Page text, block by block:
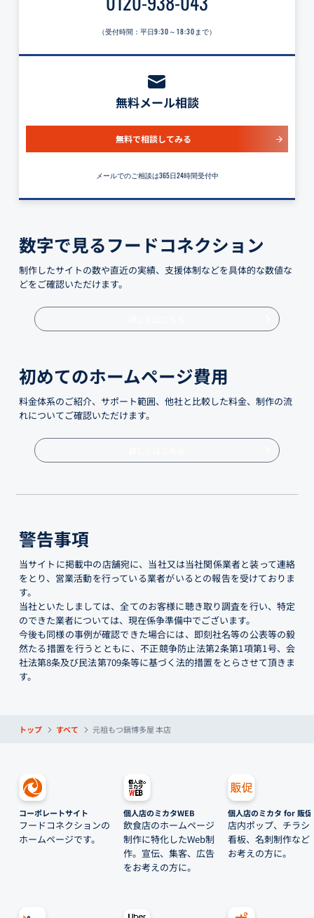
（受付時間：平日9:30～18:30 まで）
無料メール相談
無料で相談してみる
メールでのご相談は365日24時間受付中
数字で見るフードコネクション
制作したサイトの数や直近の実績、支援体制などを具体的な数値な
どをご確認いただけます。
初めてのホームページ費用
料金体系のご紹介、サポート範囲、他社と比較した料金、制作の流
れについてご確認いただけます。
警告事項
当サイトに掲載中の店舗宛に、当社又は当社関係業者と装って連絡
をとり、営業活動を行っている業者がいるとの報告を受けておりま
す。
当社といたしましては、全てのお客様に聴き取り調査を行い、特定
のできた業者については、現在係争準備中でございます。
今後も同様の事例が確認できた場合には、即刻社名等の公表等の毅
然たる措置を行うとともに、不正競争防止法第2条第1項第1号、会
社法第8条及び民法第709条等に基づく法的措置をとらさせて頂きま
す。
トップ すべて 元祖もつ鍋博多屋 本店
コーポレートサイト
フードコネクションの
ホームページです。
個人店のミカタWEB
飲食店のホームページ
制作に特化したWeb制
作。宣伝、集客、広告
をお考えの方に。
個人店のミカタ for 販促
店内ポップ、チラシ
看板、名刺制作など
お考えの方に。